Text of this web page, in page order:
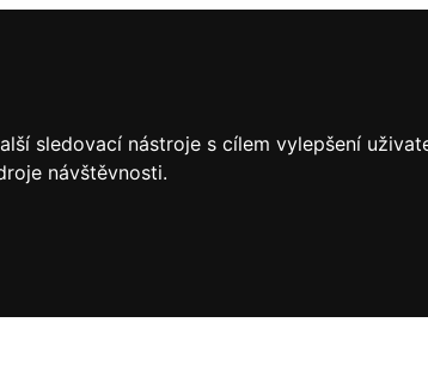
sledovací nástroje s cílem vylepšení
návštěvnosti.